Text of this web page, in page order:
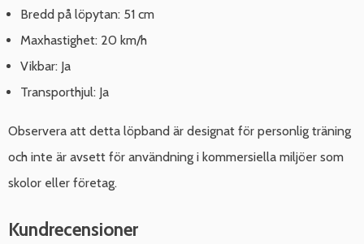
Bredd på löpytan: 51 cm
Maxhastighet: 20 km/h
Vikbar: Ja
Transporthjul: Ja
Observera att detta löpband är designat för personlig träning
och inte är avsett för användning i kommersiella miljöer som
skolor eller företag.
Kundrecensioner